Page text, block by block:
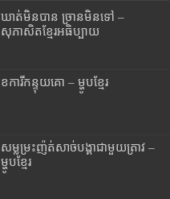
ឃាត់មិនបាន ច្រានមិនទៅ –
សុភាសិតខ្មែរអធិប្បាយ
ខការីកន្ទុយគោ – ម្ហូបខ្មែរ
សម្លម្រះញ៉ត់សាច់បង្គាជាមួយត្រាវ –
ម្ហូបខ្មែរ